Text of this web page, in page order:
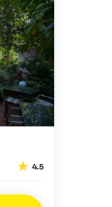
nichts
4.5